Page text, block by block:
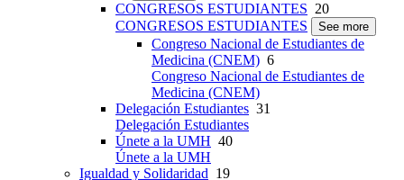
CONGRESOS ESTUDIANTES 20
CONGRESOS ESTUDIANTES
See more
Congreso Nacional de Estudiantes de
Medicina (CNEM) 6
Congreso Nacional de Estudiantes de
Medicina (CNEM)
Delegación Estudiantes 31
Delegación Estudiantes
Únete a la UMH 40
Únete a la UMH
Igualdad y Solidaridad 19